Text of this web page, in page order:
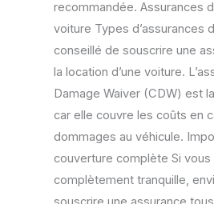
recommandée. Assurances
voiture Types d’assurances
conseillé de souscrire une
la location d’une voiture.
Damage Waiver (CDW) est
car elle couvre les coûts en
dommages au véhicule.
couverture complète Si
complètement tranquille,